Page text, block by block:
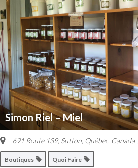
Simon Riel – Miel
691 Route 139, Sutton, Québec, Canada
Boutiques Quoi Faire